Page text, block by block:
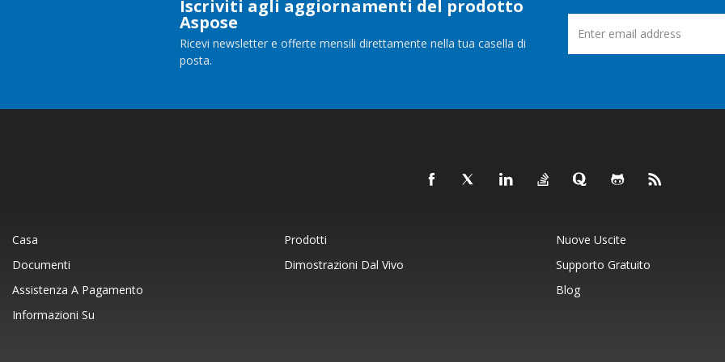
Iscriviti agli aggiornamenti del prodotto
Aspose
Ricevi newsletter e offerte mensili direttamente nella tua casella di
posta.
Casa Prodotti Nuove Uscite
Documenti
Dimostrazioni Dal Vivo Supporto Gratuito
Assistenza A Pagamento
Blog
Informazioni Su